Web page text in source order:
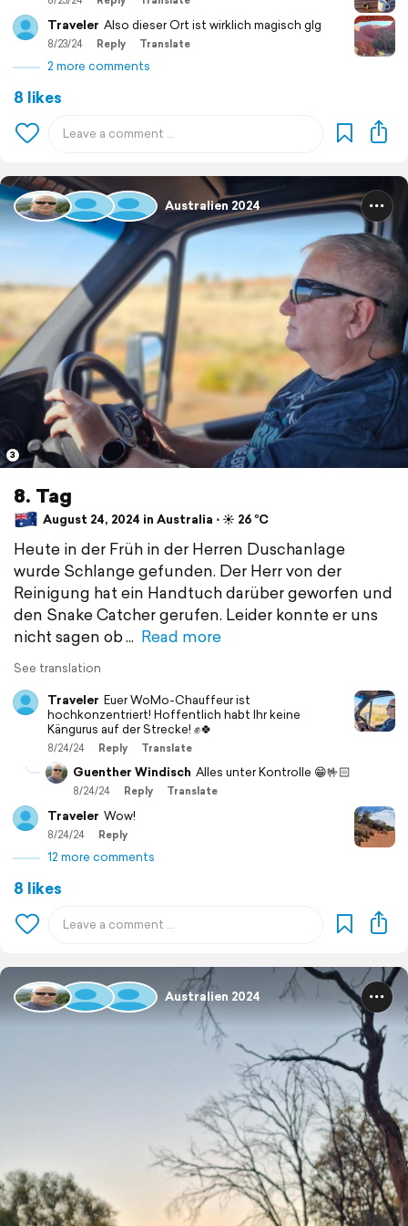
Traveler Also dieser Ort ist wirklich magisch glg
8/23/24 Reply Translate
2 more comments
8 likes
Australien 2024
3
8. Tag
August 24, 2024 in Australia ⋅ ☀️ 26 °C
Heute in der Früh in der Herren Duschanlage
wurde Schlange gefunden. Der Herr von der
Reinigung hat ein Handtuch darüber geworfen und
den Snake Catcher gerufen. Leider konnte er uns
nicht sagen ob
Read more
See translation
Traveler Euer WoMo-Chauffeur ist
hochkonzentriert! Hoffentlich habt Ihr keine
Kängurus auf der Strecke! ✊🍀
8/24/24 Reply Translate
Guenther Windisch Alles unter Kontrolle 😁🤟🏻
8/24/24 Reply Translate
Traveler Wow!
8/24/24 Reply
12 more comments
8 likes
Australien 2024